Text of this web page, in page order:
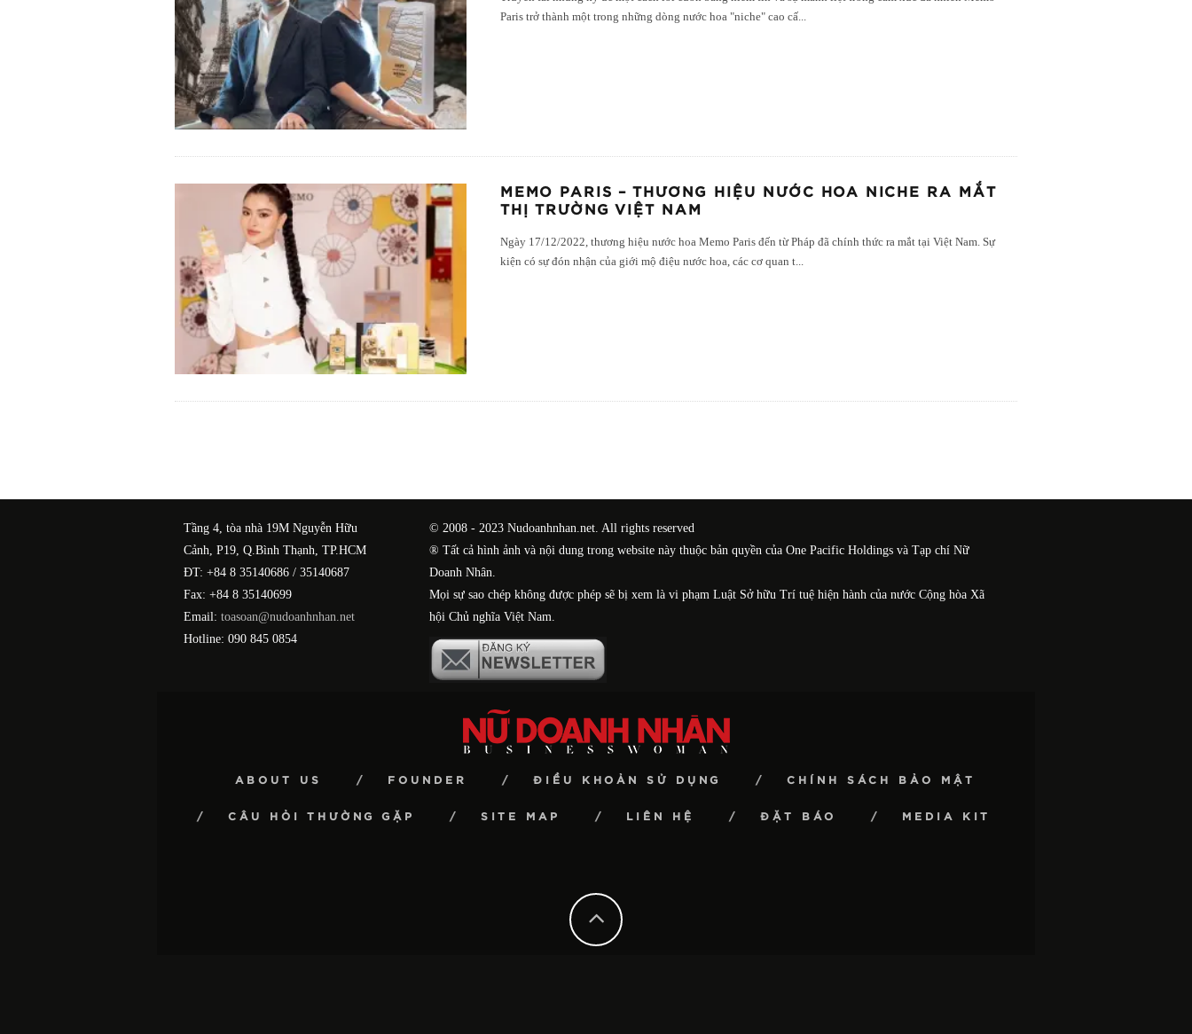
Paris trở thành một trong những dòng nước hoa "niche" cao cấ
MEMO PARIS – THƯƠNG HIỆU NƯỚC HOA NICHE RA MẮT
THỊ TRƯỜNG VIỆT NAM
Ngày 17/12/2022, thương hiệu nước hoa Memo Paris đến từ Pháp đã chính thức ra mắt tại Việt Nam. Sự
kiện có sự đón nhận của giới mộ điệu nước hoa, các cơ quan t...
Tầng 4, tòa nhà 19M Nguyễn Hữu
Cảnh, P19, Q.Bình Thạnh, TP.HCM
ĐT: +84 8 35140686 / 35140687
Fax: +84 8 35140699
Email: toasoan@nudoanhnhan.net
Hotline: 090 845 0854
© 2008 - 2023 Nudoanhnhan.net. All rights reserved
® Tất cả hình ảnh và nội dung trong website này thuộc bản quyền của One Pacific Holdings và Tạp chí Nữ
Doanh Nhân.
Mọi sự sao chép không được phép sẽ bị xem là vi phạm Luật Sở hữu Trí tuệ hiện hành của nước Cộng hòa Xã
hội Chủ nghĩa Việt Nam.
ABOUT US FOUNDER ĐIỀU KHOẢN SỬ DỤNG CHÍNH SÁCH BẢO MẬT
CÂU HỎI THƯỜNG GẶP SITE MAP LIÊN HỆ ĐẶT BÁO MEDIA KIT